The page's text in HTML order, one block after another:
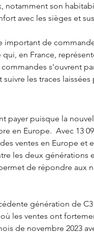
notamment son
avec les sièges et
important de
en France,
s'ouvrent
les traces laissées
payer puisque la
en Europe.  Avec 13
ventes en Europe
les deux générations
de répondre aux
génération de
les ventes ont
de novembre 2023